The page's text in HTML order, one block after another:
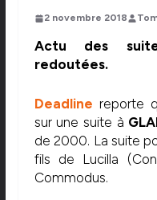
2 novembre 2018
Actu des
redoutées.
Deadline reporte
sur une suite à
de 2000. La suite
fils de Lucilla
Commodus.